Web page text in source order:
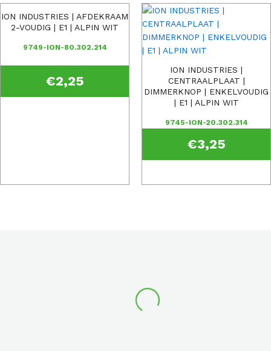
ION INDUSTRIES | AFDEKRAAM
2-VOUDIG | E1 | ALPIN WIT
9749-ION-80.302.214
€2,25
ION INDUSTRIES |
CENTRAALPLAAT |
DIMMERKNOP | ENKELVOUDIG
| E1 | ALPIN WIT
9745-ION-20.302.314
€3,25